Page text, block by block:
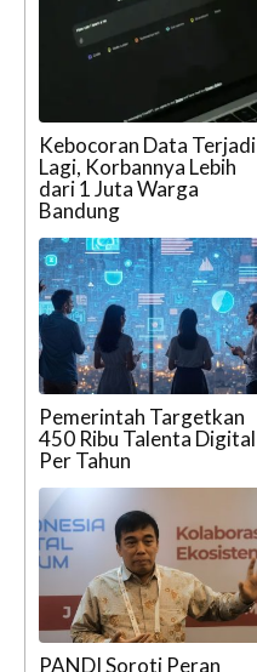
Kebocoran Data Terjadi
Lagi, Korbannya Lebih
dari 1 Juta Warga
Bandung
Pemerintah Targetkan
450 Ribu Talenta Digital
Per Tahun
PANDI Soroti Peran